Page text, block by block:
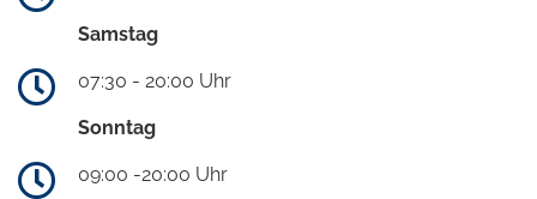
Samstag
07:30 - 20:00 Uhr
Sonntag
09:00 -20:00 Uhr